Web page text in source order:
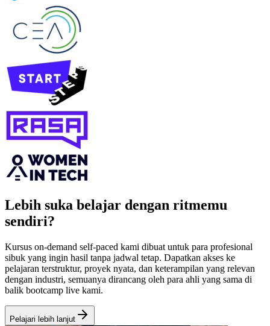
Lebih suka belajar dengan ritmemu
sendiri?
Kursus on‑demand self‑paced kami dibuat untuk para profesional
sibuk yang ingin hasil tanpa jadwal tetap. Dapatkan akses ke
pelajaran terstruktur, proyek nyata, dan keterampilan yang relevan
dengan industri, semuanya dirancang oleh para ahli yang sama di
balik bootcamp live kami.
Pelajari lebih lanjut